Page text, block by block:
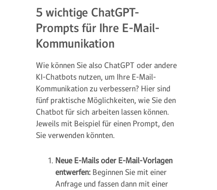
5 wichtige ChatGPT-
Prompts für Ihre E-Mail-
Kommunikation
Wie können Sie also ChatGPT oder andere
KI-Chatbots nutzen, um Ihre E-Mail-
Kommunikation zu verbessern? Hier sind
fünf praktische Möglichkeiten, wie Sie den
Chatbot für sich arbeiten lassen können.
Jeweils mit Beispiel für einen Prompt, den
Sie verwenden könnten.
Neue E-Mails oder E-Mail-Vorlagen
entwerfen: Beginnen Sie mit einer
Anfrage und fassen dann mit einer